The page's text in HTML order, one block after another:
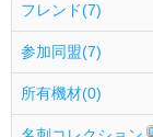
フレンド(7)
参加同盟(7)
所有機材(0)